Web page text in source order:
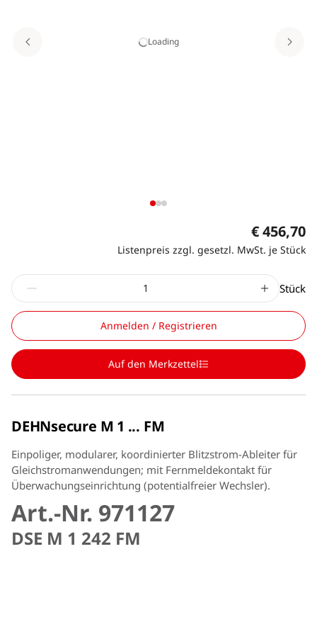
Loading
€ 456,70
Listenpreis zzgl. gesetzl. MwSt. je Stück
Stück
Anmelden / Registrieren
Auf den Merkzettel
DEHNsecure M 1 ... FM
Einpoliger, modularer, koordinierter Blitzstrom-Ableiter für
Gleichstromanwendungen; mit Fernmeldekontakt für
Überwachungseinrichtung (potentialfreier Wechsler).
Art.-Nr. 971127
DSE M 1 242 FM